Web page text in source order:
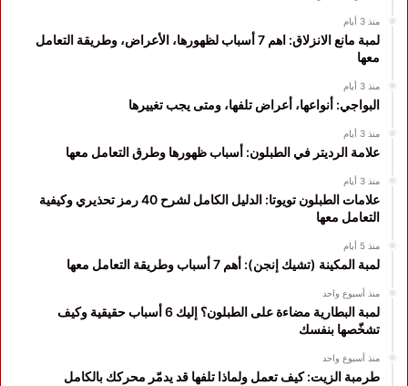
منذ 3 أيام
لمبة مانع الانزلاق: اهم 7 أسباب لظهورها، الأعراض، وطريقة التعامل
معها
منذ 3 أيام
البواجي: أنواعها، أعراض تلفها، ومتى يجب تغييرها
منذ 3 أيام
علامة الرديتر في الطبلون: أسباب ظهورها وطرق التعامل معها
منذ 3 أيام
علامات الطبلون تويوتا: الدليل الكامل لشرح 40 رمز تحذيري وكيفية
التعامل معها
منذ 5 أيام
لمبة المكينة (تشيك إنجن): أهم 7 أسباب وطريقة التعامل معها
منذ أسبوع واحد
لمبة البطارية مضاءة على الطبلون؟ إليك 6 أسباب حقيقية وكيف
تشخّصها بنفسك
منذ أسبوع واحد
طرمبة الزيت: كيف تعمل ولماذا تلفها قد يدمّر محركك بالكامل